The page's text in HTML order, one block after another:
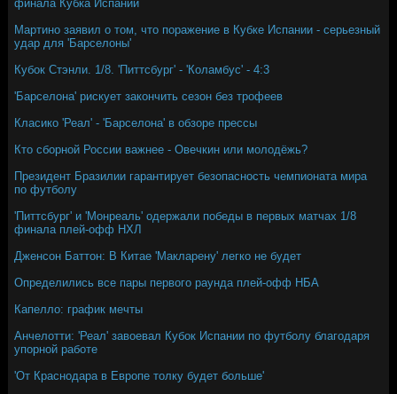
финала Кубка Испании
Мартино заявил о том, что поражение в Кубке Испании - серьезный
удар для 'Барселоны'
Кубок Стэнли. 1/8. 'Питтсбург' - 'Коламбус' - 4:3
'Барселона' рискует закончить сезон без трофеев
Класико 'Реал' - 'Барселона' в обзоре прессы
Кто сборной России важнее - Овечкин или молодёжь?
Президент Бразилии гарантирует безопасность чемпионата мира
по футболу
'Питтсбург' и 'Монреаль' одержали победы в первых матчах 1/8
финала плей-офф НХЛ
Дженсон Баттон: В Китае 'Макларену' легко не будет
Определились все пары первого раунда плей-офф НБА
Капелло: график мечты
Анчелотти: 'Реал' завоевал Кубок Испании по футболу благодаря
упорной работе
'От Краснодара в Европе толку будет больше'